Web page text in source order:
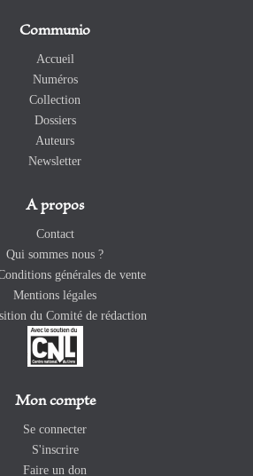
Communio
Accueil
Numéros
Collection
Dossiers
Auteurs
Newsletter
A propos
Contact
Qui sommes nous ?
générales de vente
Mentions légales
du Comité de rédaction
Mon compte
Se connecter
S'inscrire
Faire un don